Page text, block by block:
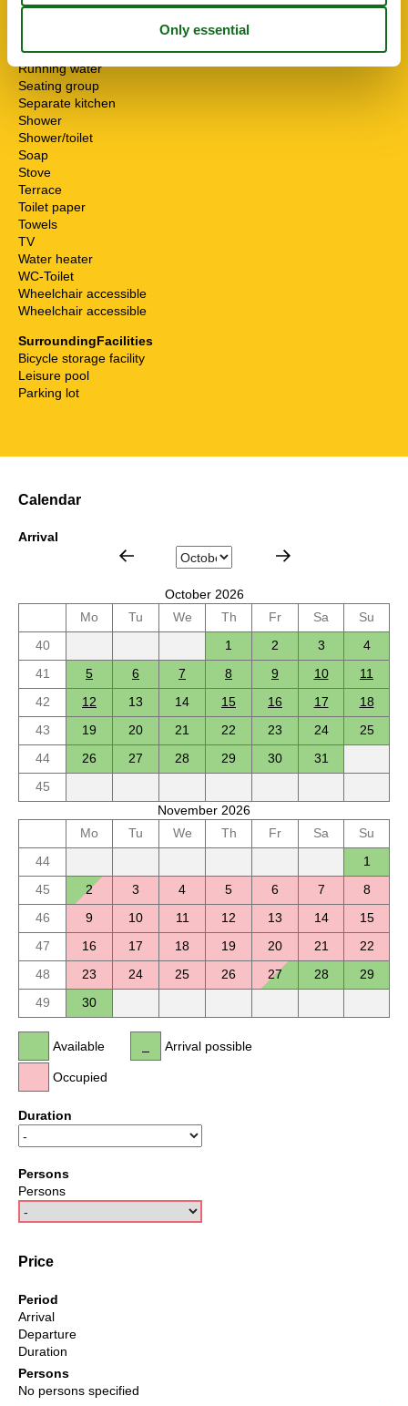
Pets allowed or on request
Possibility of freezing
Running water
Seating group
Separate kitchen
Shower
Shower/toilet
Soap
Stove
Terrace
Toilet paper
Towels
TV
Water heater
WC-Toilet
Wheelchair accessible
Wheelchair accessible
SurroundingFacilities
Bicycle storage facility
Leisure pool
Parking lot
Calendar
Arrival
October 2026
Mo
Tu We Th Fr Sa
Su
40
1 2 3
4
41
5 6 7 8 9 10
11
42
12 13 14 15 16 17
18
43
19 20 21 22 23 24
25
44
26 27 28 29 30
31
45
November 2026
Mo
Tu We Th Fr Sa
Su
44
1
45
2 3 4 5 6 7
8
46
9 10 11 12 13 14
15
47
16 17 18 19 20 21
22
48
23 24 25 26 27 28
29
49
30
Available
Occupied
Arrival possible
Duration
Persons
Persons
Price
Period
Arrival
Departure
Duration
Persons
No persons specified